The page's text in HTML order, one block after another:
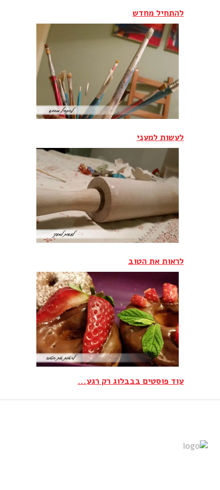
להתחיל מחדש
לעשות למעני
לראות את הטוב‎
עוד פוסטים בבבלוג רק רגע...